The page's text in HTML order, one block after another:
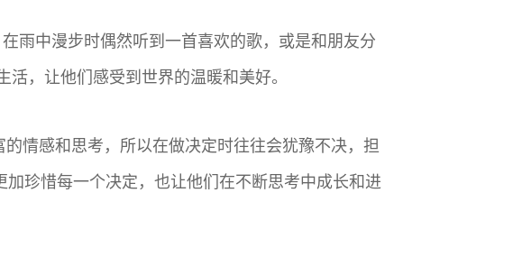
雨中漫步时偶然听到一首喜欢的歌，或是和朋友分
，让他们感受到世界的温暖和美好。
情感和思考，所以在做决定时往往会犹豫不决，担
珍惜每一个决定，也让他们在不断思考中成长和进